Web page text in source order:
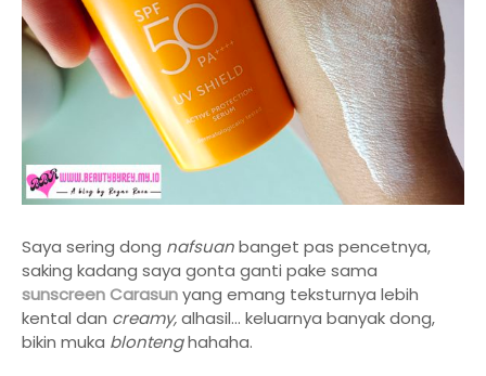
Saya sering dong nafsuanbanget pas pencetnya,
saking kadang saya gonta ganti pake sama
sunscreen Carasunyang emang teksturnya lebih
kental dan creamy,alhasil... keluarnya banyak dong,
bikin muka blontenghahaha.